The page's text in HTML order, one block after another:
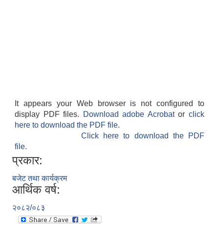
It appears your Web browser is not configured to
display PDF files.
Download adobe Acrobatorclick
here to download the PDF file.
Click here to download the PDF
file.
प्रकार:
बजेट तथा कार्यक्रम
आर्थिक वर्ष:
२०८२/०८३